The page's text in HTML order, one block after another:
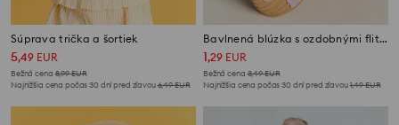
Súprava trička a šortiek
5,49 EUR
Bežná cena 8,99EUR
Najnižšia cena počas 30 dní pred zľavou6,49EUR
Bavlnená blúzka s ozdobnými flitrami a volánmi
1,29 EUR
Bežná cena 3,49EUR
Najnižšia cena počas 30 dní pred zľavou1,49EUR